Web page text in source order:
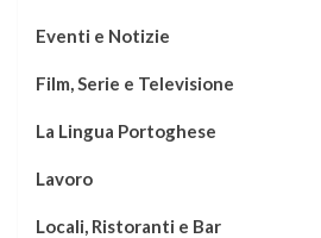
Eventi e Notizie
Film, Serie e Televisione
La Lingua Portoghese
Lavoro
Locali, Ristoranti e Bar